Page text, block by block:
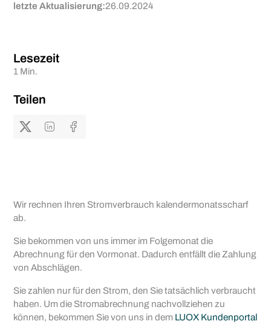
letzte Aktualisierung:26.09.2024
Wir rechnen Ihren Stromverbrauch kalendermonatsscharf
ab.
Sie bekommen von uns immer im Folgemonat die
Abrechnung für den Vormonat. Dadurch entfällt die Zahlung
von Abschlägen.
Sie zahlen nur für den Strom, den Sie tatsächlich verbraucht
haben. Um die Stromabrechnung nachvollziehen zu
können, bekommen Sie von uns in dem LUOX Kundenportal
Lesezeit
1 Min.
Teilen